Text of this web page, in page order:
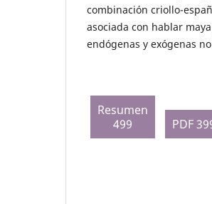
combinación criollo-
asociada con hablar
endógenas y exógenas
Resumen
499
PDF